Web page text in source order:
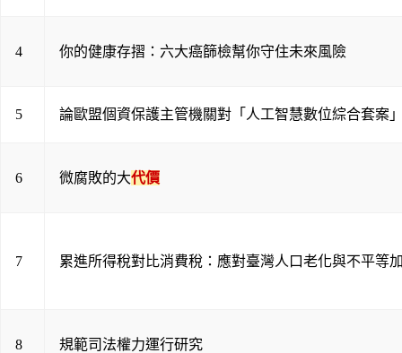
4 你的健康存摺：六大癌篩檢幫你守住未來風險
5 論歐盟個資保護主管機關對「人工智慧數位綜合套案
6 微腐敗的大代價
7 累進所得稅對比消費稅：應對臺灣人口老化與不平等
8 規範司法權力運行研究